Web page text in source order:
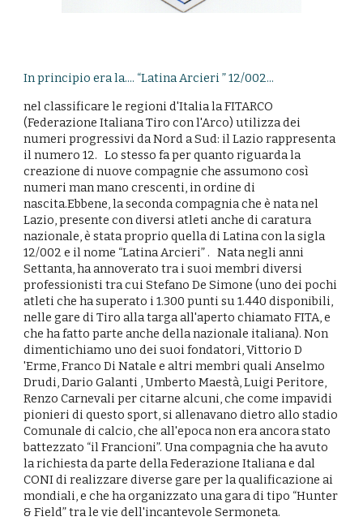
In principio era la.... “Latina Arcieri ” 12/002...
nel classificare le regioni d'Italia la FITARCO
(Federazione Italiana Tiro con l'Arco) utilizza dei
numeri progressivi da Nord a Sud: il Lazio rappresenta
il numero 12. Lo stesso fa per quanto riguarda la
creazione di nuove compagnie che assumono così
numeri man mano crescenti, in ordine di
nascita.Ebbene, la seconda compagnia che è nata nel
Lazio, presente con diversi atleti anche di caratura
nazionale, è stata proprio quella di Latina con la sigla
12/002 e il nome “Latina Arcieri” . Nata negli anni
Settanta, ha annoverato tra i suoi membri diversi
professionisti tra cui Stefano De Simone (uno dei pochi
atleti che ha superato i 1.300 punti su 1.440 disponibili,
nelle gare di Tiro alla targa all'aperto chiamato FITA, e
che ha fatto parte anche della nazionale italiana). Non
dimentichiamo uno dei suoi fondatori, Vittorio D
'Erme, Franco Di Natale e altri membri quali Anselmo
Drudi, Dario Galanti , Umberto Maestà, Luigi Peritore,
Renzo Carnevali per citarne alcuni, che come impavidi
pionieri di questo sport, si allenavano dietro allo stadio
Comunale di calcio, che all'epoca non era ancora stato
battezzato “il Francioni”. Una compagnia che ha avuto
la richiesta da parte della Federazione Italiana e dal
CONI di realizzare diverse gare per la qualificazione ai
mondiali, e che ha organizzato una gara di tipo “Hunter
& Field” tra le vie dell'incantevole Sermoneta.